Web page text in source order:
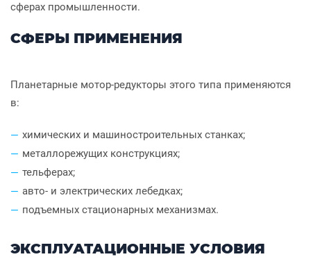
сферах промышленности.
СФЕРЫ ПРИМЕНЕНИЯ
Планетарные мотор-редукторы этого типа применяются
в:
химических и машиностроительных станках;
металлорежущих конструкциях;
тельферах;
авто- и электрических лебедках;
подъемных стационарных механизмах.
ЭКСПЛУАТАЦИОННЫЕ УСЛОВИЯ